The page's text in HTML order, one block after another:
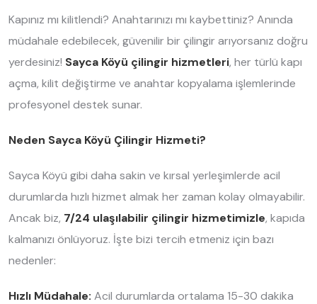
Kapınız mı kilitlendi? Anahtarınızı mı kaybettiniz? Anında
müdahale edebilecek, güvenilir bir çilingir arıyorsanız doğru
yerdesiniz! Sayca Köyü çilingir hizmetleri, her türlü kapı
açma, kilit değiştirme ve anahtar kopyalama işlemlerinde
profesyonel destek sunar.
Neden Sayca Köyü Çilingir Hizmeti?
Sayca Köyü gibi daha sakin ve kırsal yerleşimlerde acil
durumlarda hızlı hizmet almak her zaman kolay olmayabilir.
Ancak biz, 7/24 ulaşılabilir çilingir hizmetimizle, kapıda
kalmanızı önlüyoruz. İşte bizi tercih etmeniz için bazı
nedenler:
Hızlı Müdahale: Acil durumlarda ortalama 15-30 dakika